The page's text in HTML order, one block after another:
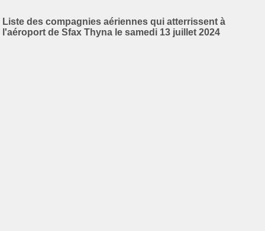
Liste des compagnies aériennes qui atterrissent à
l'aéroport de Sfax Thyna le samedi 13 juillet 2024